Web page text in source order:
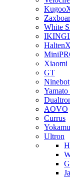
Kugoo
White
IKINGI
Halten
Xiaomi
GT
Ninebot
AOVO
Currus
Ultron